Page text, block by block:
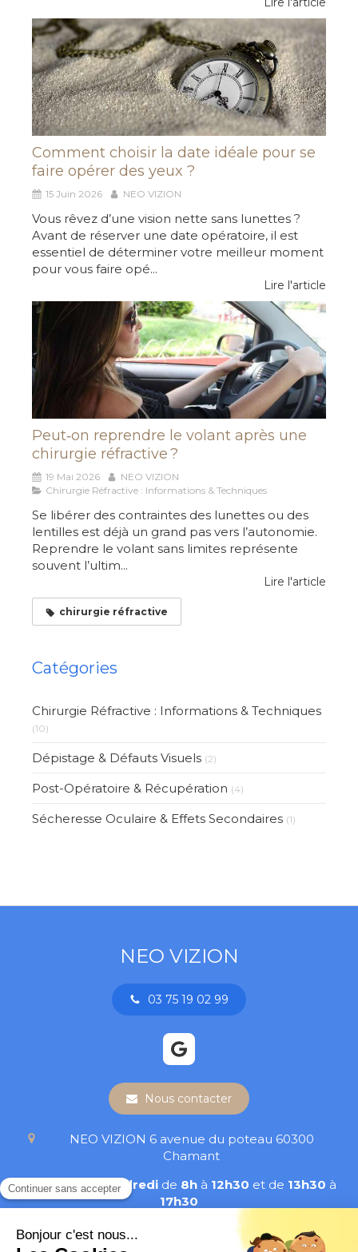
Comment choisir la date idéale pour se
faire opérer des yeux ?
15 Juin 2026 NEO VIZION
Vous rêvez d’une vision nette sans lunettes ?
Avant de réserver une date opératoire, il est
essentiel de déterminer votre meilleur moment
pour vous faire opé...
Lire l'article
Peut‑on reprendre le volant après une
chirurgie réfractive ?
19 Mai 2026
NEO VIZION
Chirurgie Réfractive : Informations & Techniques
Se libérer des contraintes des lunettes ou des
lentilles est déjà un grand pas vers l’autonomie.
Reprendre le volant sans limites représente
souvent l’ultim...
Lire l'article
chirurgie réfractive
Catégories
Chirurgie Réfractive : Informations & Techniques
(10)
Dépistage & Défauts Visuels (2)
Post-Opératoire & Récupération (4)
Sécheresse Oculaire & Effets Secondaires (1)
NEO VIZION
Nous contacter
03 75 19 02 99
NEO VIZION 6 avenue du poteau 60300
Chamant
DuLundi auVendredi de 8h à 12h30 et de 13h30 à
17h30